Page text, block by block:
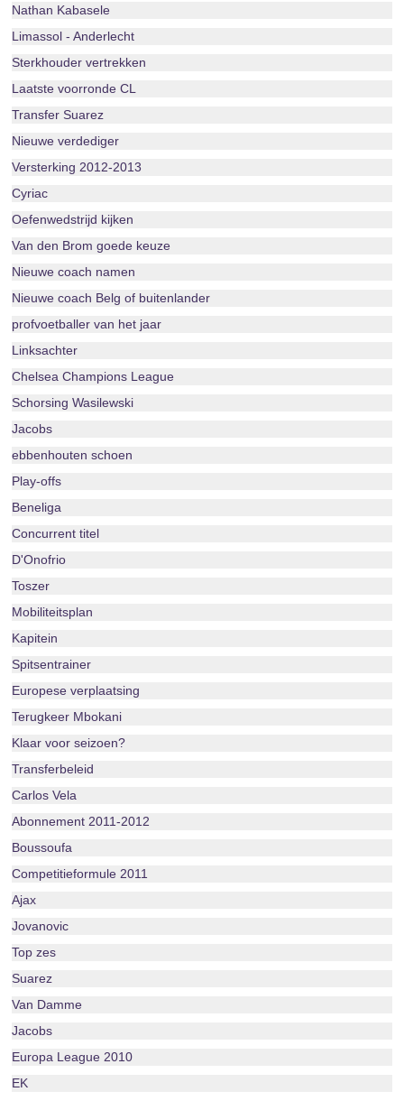
Nathan Kabasele
Limassol - Anderlecht
Sterkhouder vertrekken
Laatste voorronde CL
Transfer Suarez
Nieuwe verdediger
Versterking 2012-2013
Cyriac
Oefenwedstrijd kijken
Van den Brom goede keuze
Nieuwe coach namen
Nieuwe coach Belg of buitenlander
profvoetballer van het jaar
Linksachter
Chelsea Champions League
Schorsing Wasilewski
Jacobs
ebbenhouten schoen
Play-offs
Beneliga
Concurrent titel
D'Onofrio
Toszer
Mobiliteitsplan
Kapitein
Spitsentrainer
Europese verplaatsing
Terugkeer Mbokani
Klaar voor seizoen?
Transferbeleid
Carlos Vela
Abonnement 2011-2012
Boussoufa
Competitieformule 2011
Ajax
Jovanovic
Top zes
Suarez
Van Damme
Jacobs
Europa League 2010
EK